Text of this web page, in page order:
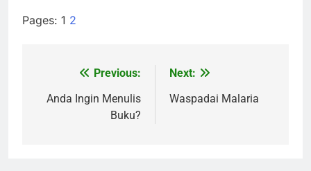
Pages: 1 2
Navigasi
pos
Previous:
Anda Ingin Menulis
Buku?
Next:
Waspadai Malaria